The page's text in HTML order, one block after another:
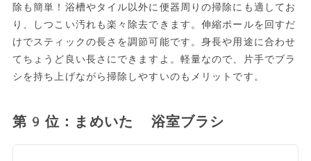
除も簡単！浴槽やタイル以外に便器周りの掃除にも適してお
り、しつこい汚れも楽々除去できます。伸縮ポールを回すだ
けでスティックの長さを調節可能です。身長や用途に合わせ
てちょうど良い長さにできますよ。軽量なので、片手でブラ
シを持ち上げながら掃除しやすいのもメリットです。
第9位：まめいた 浴室ブラシ